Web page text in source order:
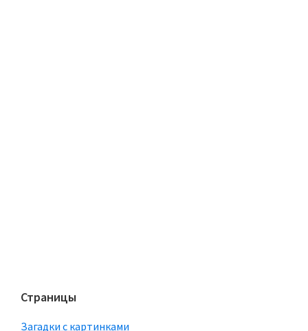
Страницы
Загадки с картинками